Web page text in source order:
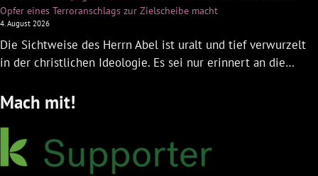
Opfer eines Terroranschlags zur Zielscheibe macht
4. August 2026
Die Sichtweise des Herrn Abel ist uralt und tief verwurzelt
in der christlichen Ideologie. Es sei nur erinnert an die…
Mach mit!